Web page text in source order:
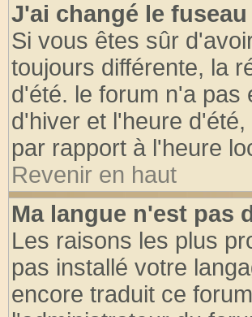
J'ai changé le
Si vous êtes sûr
toujours différente, la
d'été. le forum n'a pas
d'hiver et l'heure
par rapport à l'heure
Revenir en haut
Ma langue n'est pas
Les raisons les plus
pas installé votre
encore traduit ce